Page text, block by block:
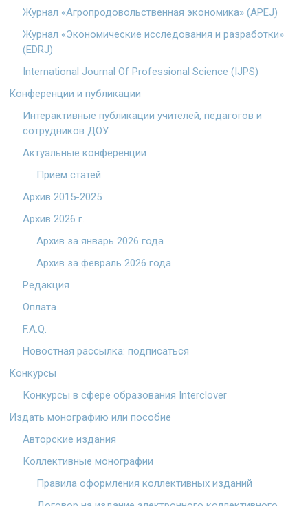
Журнал «Агропродовольственная экономика» (APEJ)
Журнал «Экономические исследования и разработки»
(EDRJ)
International Journal Of Professional Science (IJPS)
Конференции и публикации
Интерактивные публикации учителей, педагогов и
сотрудников ДОУ
Актуальные конференции
Прием статей
Архив 2015-2025
Архив 2026 г.
Архив за январь 2026 года
Архив за февраль 2026 года
Редакция
Оплата
F.A.Q.
Новостная рассылка: подписаться
Конкурсы
Конкурсы в сфере образования Interclover
Издать монографию или пособие
Авторские издания
Коллективные монографии
Правила оформления коллективных изданий